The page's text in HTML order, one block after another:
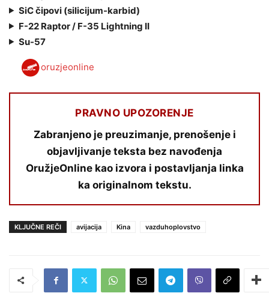
SiC čipovi (silicijum-karbid)
F-22 Raptor / F-35 Lightning II
Su-57
oruzjeonline
PRAVNO UPOZORENJE
Zabranjeno je preuzimanje, prenošenje i
objavljivanje teksta bez navođenja
OružjeOnline kao izvora i postavljanja linka
ka originalnom tekstu.
KLJUČNE REČI avijacija Kina vazduhoplovstvo